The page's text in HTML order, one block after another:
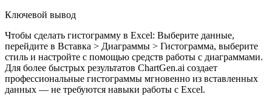
Ключевой вывод
Чтобы сделать гистограмму в Excel: Выберите данные,
перейдите в Вставка > Диаграммы > Гистограмма, выберите
стиль и настройте с помощью средств работы с диаграммами.
Для более быстрых результатов ChartGen.ai создает
профессиональные гистограммы мгновенно из вставленных
данных — не требуются навыки работы с Excel.